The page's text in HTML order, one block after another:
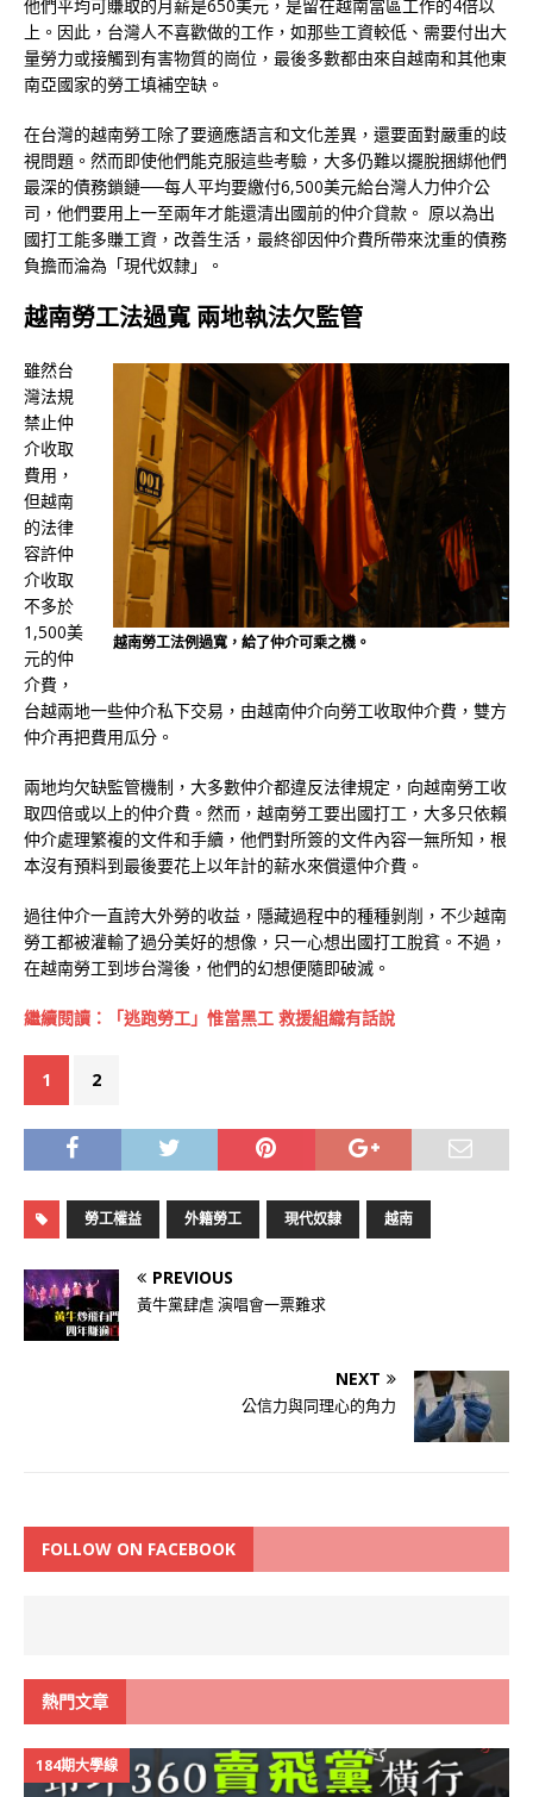
他們平均可賺取的月薪是650美元，是留在越南當區工作的4倍以
上。因此，台灣人不喜歡做的工作，如那些工資較低、需要付出大
量勞力或接觸到有害物質的崗位，最後多數都由來自越南和其他東
南亞國家的勞工填補空缺。
在台灣的越南勞工除了要適應語言和文化差異，還要面對嚴重的歧
視問題。然而即使他們能克服這些考驗，大多仍難以擺脫捆綁他們
最深的債務鎖鏈──每人平均要繳付6,500美元給台灣人力仲介公
司，他們要用上一至兩年才能還清出國前的仲介貸款。 原以為出
國打工能多賺工資，改善生活，最終卻因仲介費所帶來沈重的債務
負擔而淪為「現代奴隸」。
越南勞工法過寬 兩地執法欠監管
越南勞工法例過寬，給了仲介可乘之機。
雖然台
灣法規
禁止仲
介收取
費用，
但越南
的法律
容許仲
介收取
不多於
1,500美
元的仲
介費，
台越兩地一些仲介私下交易，由越南仲介向勞工收取仲介費，雙方
仲介再把費用瓜分。
兩地均欠缺監管機制，大多數仲介都違反法律規定，向越南勞工收
取四倍或以上的仲介費。然而，越南勞工要出國打工，大多只依賴
仲介處理繁複的文件和手續，他們對所簽的文件內容一無所知，根
本沒有預料到最後要花上以年計的薪水來償還仲介費。
過往仲介一直誇大外勞的收益，隱藏過程中的種種剝削，不少越南
勞工都被灌輸了過分美好的想像，只一心想出國打工脫貧。不過，
在越南勞工到埗台灣後，他們的幻想便隨即破滅。
繼續閱讀：「逃跑勞工」惟當黑工 救援組織有話說
1 2
勞工權益 外籍勞工 現代奴隸 越南
PREVIOUS
黃牛黨肆虐 演唱會一票難求
NEXT
公信力與同理心的角力
FOLLOW ON FACEBOOK
熱門文章
184期大學線